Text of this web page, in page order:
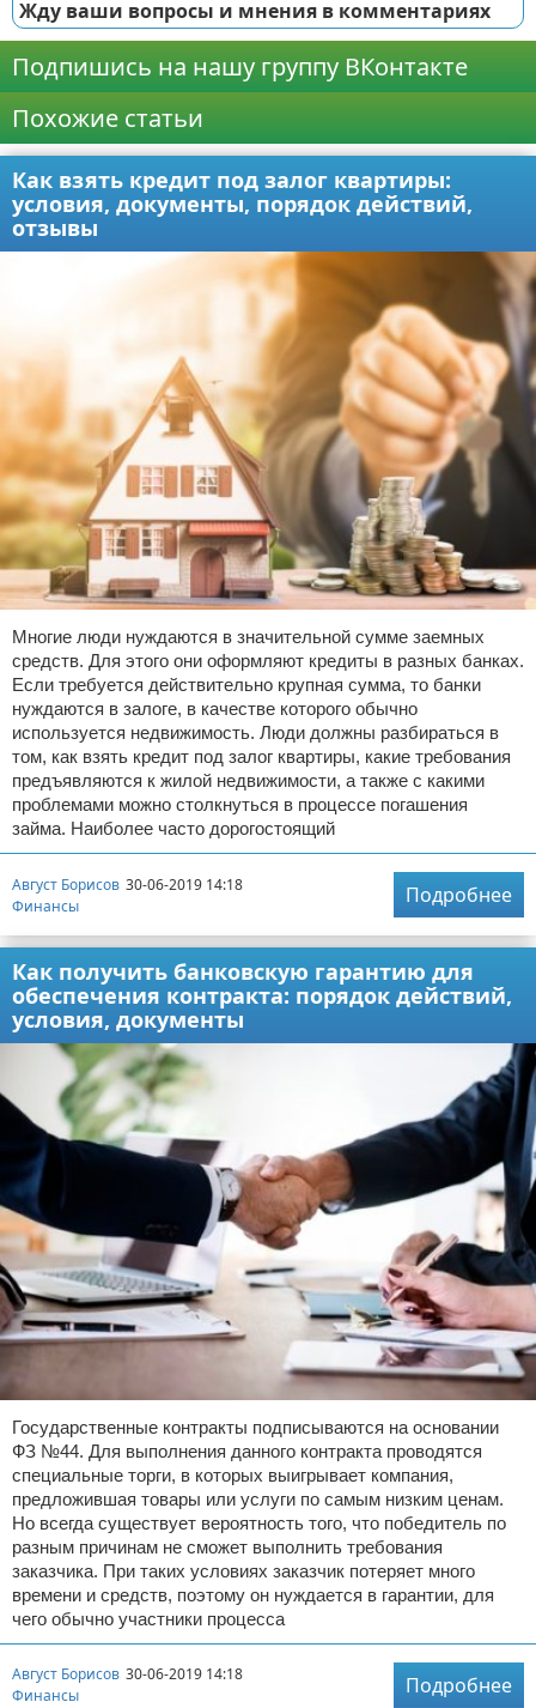
Жду ваши вопросы и мнения в комментариях
Подпишись на нашу группу ВКонтакте
Похожие статьи
Как взять кредит под залог квартиры:
условия, документы, порядок действий,
отзывы
Многие люди нуждаются в значительной сумме заемных
средств. Для этого они оформляют кредиты в разных банках.
Если требуется действительно крупная сумма, то банки
нуждаются в залоге, в качестве которого обычно
используется недвижимость. Люди должны разбираться в
том, как взять кредит под залог квартиры, какие требования
предъявляются к жилой недвижимости, а также с какими
проблемами можно столкнуться в процессе погашения
займа. Наиболее часто дорогостоящий
Август Борисов 30-06-2019 14:18
Финансы
Подробнее
Как получить банковскую гарантию для
обеспечения контракта: порядок действий,
условия, документы
Государственные контракты подписываются на основании
ФЗ №44. Для выполнения данного контракта проводятся
специальные торги, в которых выигрывает компания,
предложившая товары или услуги по самым низким ценам.
Но всегда существует вероятность того, что победитель по
разным причинам не сможет выполнить требования
заказчика. При таких условиях заказчик потеряет много
времени и средств, поэтому он нуждается в гарантии, для
чего обычно участники процесса
Август Борисов 30-06-2019 14:18
Финансы
Подробнее